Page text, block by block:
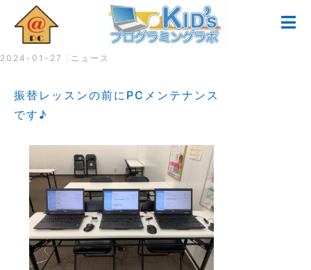
2024-01-27 ニュース
振替レッスンの前にPCメンテナンス
です♪